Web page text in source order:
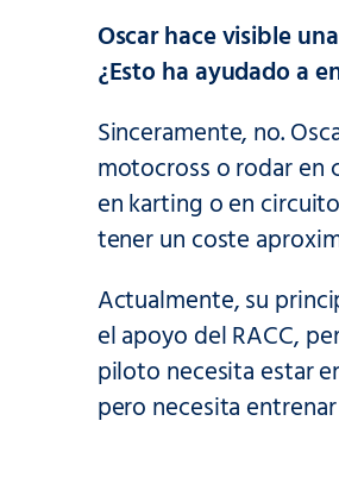
Oscar hace visible
¿Esto ha ayudado a
Sinceramente, no.
motocross o rodar en
en karting o en
tener un coste
Actualmente, su
el apoyo del RACC,
piloto necesita estar
pero necesita